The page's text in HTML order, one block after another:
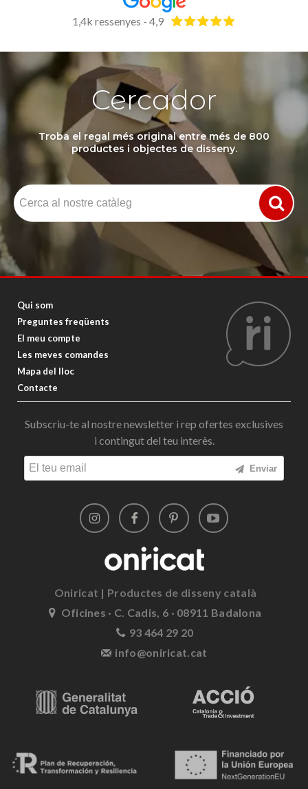
1,4k ressenyes - 4,9
Cercador
Troba el regal més original entre més de 800
productes i objectes de disseny.
Qui som
Preguntes freqüents
El meu compte
Les meves comandes
Mapa del lloc
Contacte
Subscriu-te al nostre newsletter i rep ofertes exclusives
i contingut del teu interès.
Enviar
Oniricat | Productes de disseny català
Oficines · C. Cadis, 6 · 08911 Badalona
93 464 29 20
info@oniricat.cat